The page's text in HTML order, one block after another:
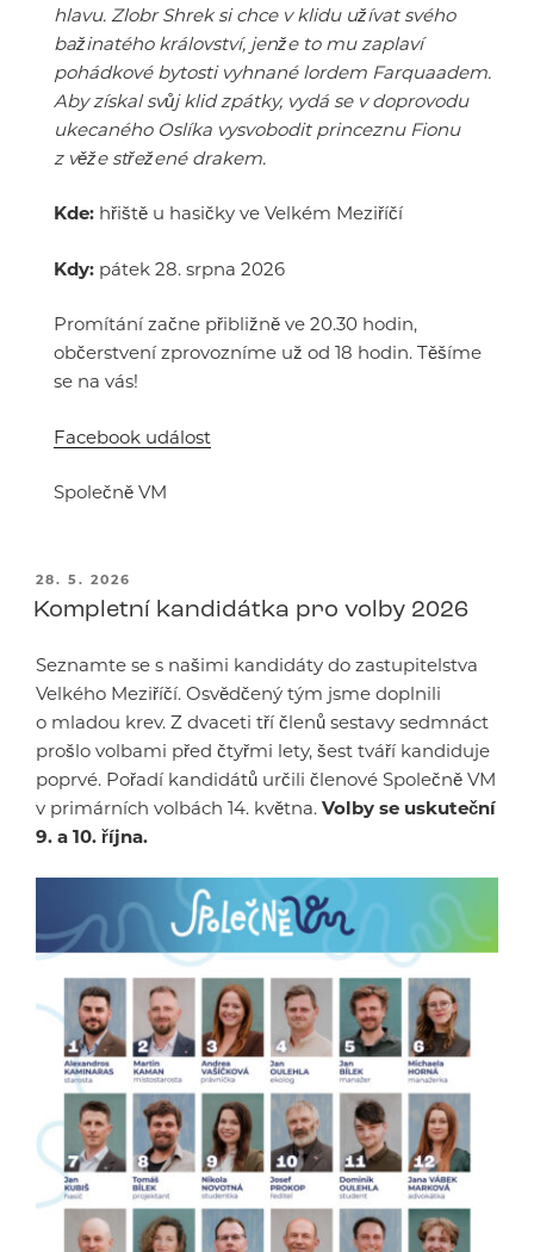
hlavu. Zlobr Shrek si chce v klidu užívat svého
bažinatého království, jenže to mu zaplaví
pohádkové bytosti vyhnané lordem Farquaadem.
Aby získal svůj klid zpátky, vydá se v doprovodu
ukecaného Oslíka vysvobodit princeznu Fionu
z věže střežené drakem.
Kde: hřiště u hasičky ve Velkém Meziříčí
Kdy: pátek 28. srpna 2026
Promítání začne přibližně ve 20.30 hodin,
občerstvení zprovozníme už od 18 hodin. Těšíme
se na vás!
Facebook událost
Společně VM
PUBLIKOVÁNO
28. 5. 2026
Kompletní kandidátka pro volby 2026
Seznamte se s našimi kandidáty do zastupitelstva
Velkého Meziříčí. Osvědčený tým jsme doplnili
o mladou krev. Z dvaceti tří členů sestavy sedmnáct
prošlo volbami před čtyřmi lety, šest tváří kandiduje
poprvé. Pořadí kandidátů určili členové Společně VM
v primárních volbách 14. května. Volby se uskuteční
9. a 10. října.